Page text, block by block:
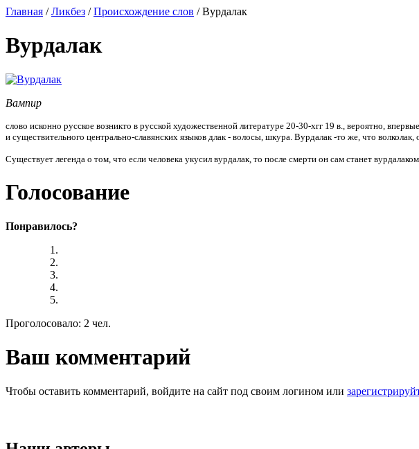
Главная /Ликбез /Происхождение слов / Вурдалак
Вурдалак
Вампир
слово исконно русское возникто в русской художественной литературе 20-30-хгг 19 в., вероятно,
и существительного центрально-славянских языков длак - волосы, шкура. Вурдалак -то же, что волколак,
Существует легенда о том, что если человека укусил вурдалак, то после смерти он сам станет вурдалаком
Голосование
Понравилось?
Проголосовало: 2 чел.
Ваш комментарий
Чтобы оставить комментарий, войдите на сайт под своим логином или